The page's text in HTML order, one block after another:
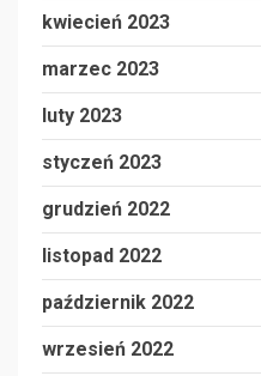
kwiecień 2023
marzec 2023
luty 2023
styczeń 2023
grudzień 2022
listopad 2022
październik 2022
wrzesień 2022